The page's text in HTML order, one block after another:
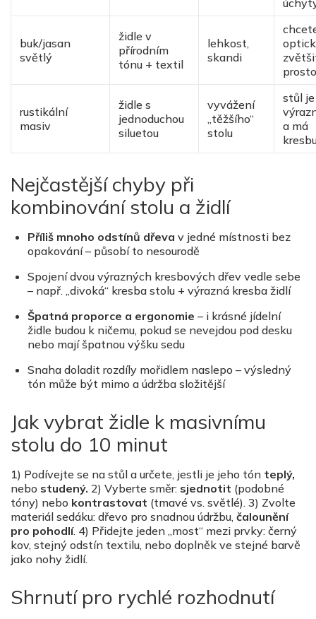
buk/jasan
světlý
židle v
přírodním
tónu + textil
lehkost,
skandi
rustikální
masiv
židle s
jednoduchou
siluetou
vyvážení
„těžšího“
stolu
stůl je
a má
Nejčastější chyby při
kombinování stolu a židlí
Příliš mnoho odstínů dřeva v jedné místnosti bez
opakování – působí to nesourodě
Spojení dvou výrazných kresbových dřev vedle sebe
– např. „divoká“ kresba stolu + výrazná kresba židlí
Špatná proporce a ergonomie – i krásné jídelní
židle budou k ničemu, pokud se nevejdou pod desku
nebo mají špatnou výšku sedu
Snaha doladit rozdíly mořidlem naslepo – výsledný
tón může být mimo a údržba složitější
Jak vybrat židle k masivnímu
stolu do 10 minut
1) Podívejte se na stůl a určete, jestli je jeho tón teplý,
nebo studený. 2) Vyberte směr: sjednotit (podobné
tóny) nebo kontrastovat (tmavé vs. světlé). 3) Zvolte
materiál sedáku: dřevo pro snadnou údržbu, čalounění
pro pohodlí. 4) Přidejte jeden „most“ mezi prvky: černý
kov, stejný odstín textilu, nebo doplněk ve stejné barvě
jako nohy židlí.
Shrnutí pro rychlé rozhodnutí